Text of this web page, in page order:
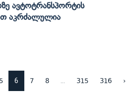
Ავტოტრანსპორტის
Აკრძალულია
5 6 7 8 315 316 ›